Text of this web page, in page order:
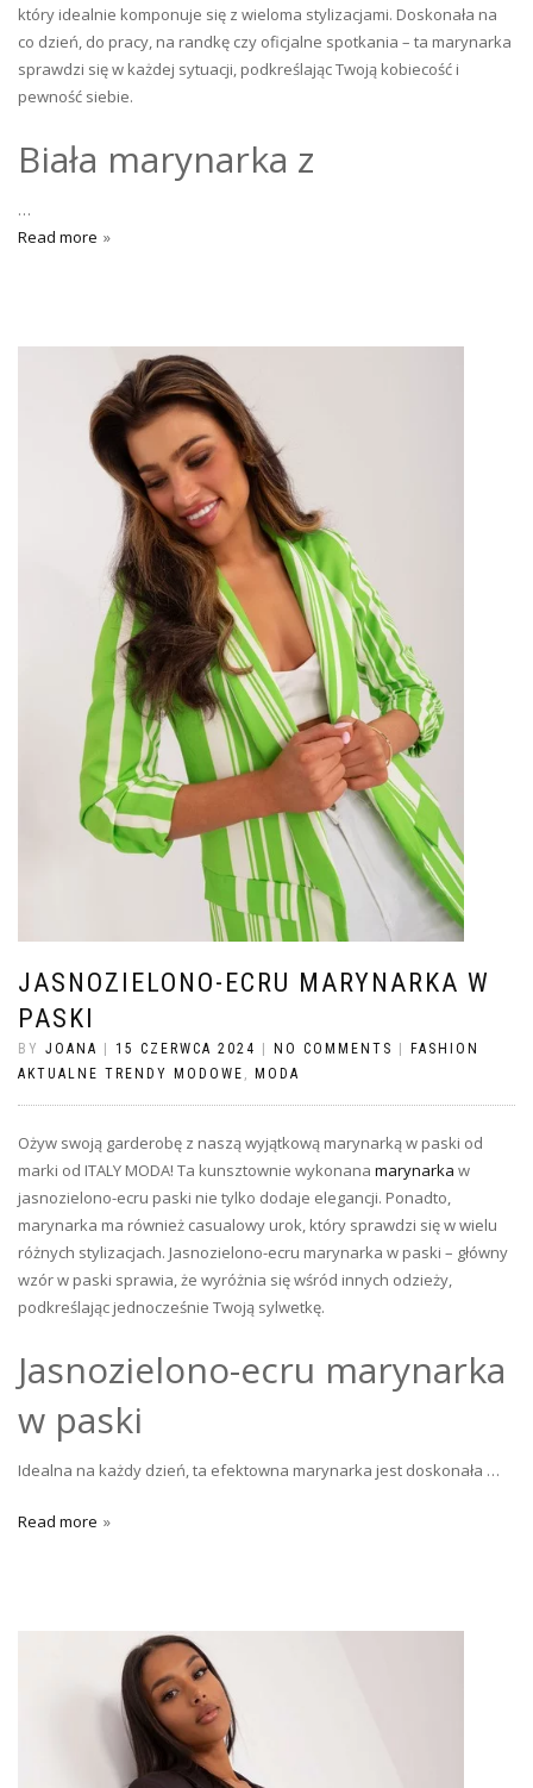
który idealnie komponuje się z wieloma stylizacjami. Doskonała na
co dzień, do pracy, na randkę czy oficjalne spotkania – ta marynarka
sprawdzi się w każdej sytuacji, podkreślając Twoją kobiecość i
pewność siebie.
Biała marynarka z
…
Read more
JASNOZIELONO-ECRU MARYNARKA W
PASKI
BY JOANA | 15 CZERWCA 2024 | NO COMMENTS | FASHION
AKTUALNE TRENDY MODOWE
MODA
Ożyw swoją garderobę z naszą wyjątkową marynarką w paski od
marki od ITALY MODA! Ta kunsztownie wykonana marynarka w
jasnozielono-ecru paski nie tylko dodaje elegancji. Ponadto,
marynarka ma również casualowy urok, który sprawdzi się w wielu
różnych stylizacjach. Jasnozielono-ecru marynarka w paski – główny
wzór w paski sprawia, że wyróżnia się wśród innych odzieży,
podkreślając jednocześnie Twoją sylwetkę.
Jasnozielono-ecru marynarka
w paski
Idealna na każdy dzień, ta efektowna marynarka jest doskonała …
Read more